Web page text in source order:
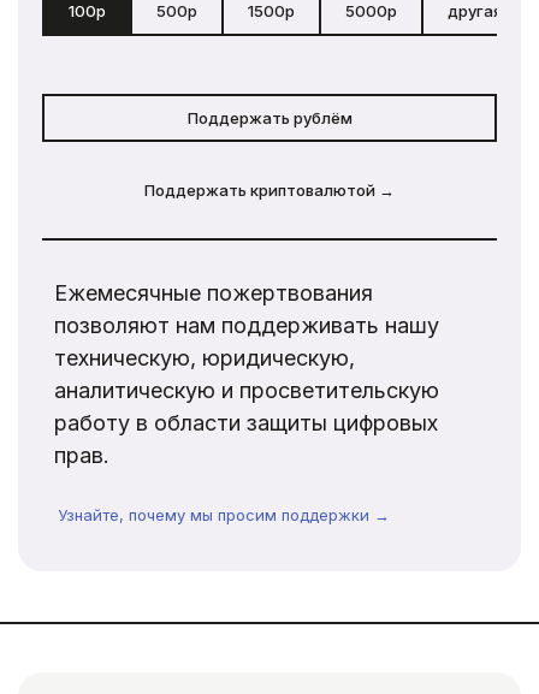
100р 500р 1500р 5000р другая
Поддержать рублём
Поддержать криптовалютой →
Ежемесячные пожертвования
позволяют нам поддерживать нашу
техническую, юридическую,
аналитическую и просветительскую
работу в области защиты цифровых
прав.
Узнайте, почему мы просим поддержки →